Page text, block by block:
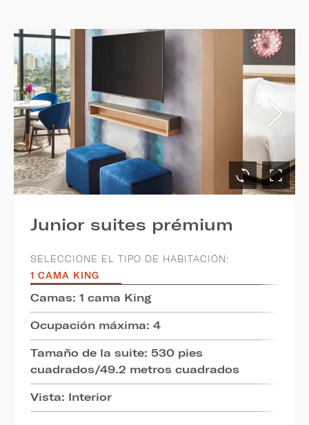
Junior suites prémium
SELECCIONE EL TIPO DE HABITACIÓN:
1 CAMA KING
Camas: 1 cama King
Ocupación máxima: 4
Tamaño de la suite: 530 pies
cuadrados/49.2 metros cuadrados
Vista: Interior